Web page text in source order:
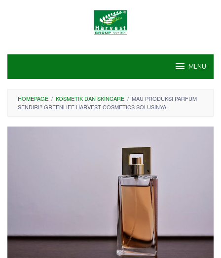
MENU
HOMEPAGE / KOSMETIK DAN SKINCARE / MAU PRODUKSI PARFUM
SENDIRI? GREENLIFE HARVEST COSMETICS SOLUSINYA